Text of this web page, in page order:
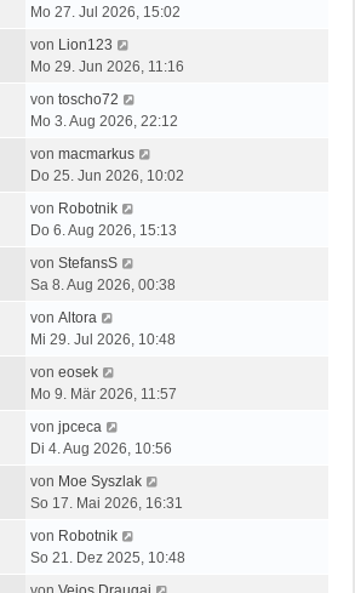
g
r
g
e
e
t
a
g
s
t
e
B
e
i
t
a
g
e
e
s
e
B
e
i
t
a
g
Mo 27. Jul 2026, 15:02
von Lion123
e
e
s
t
e
B
e
i
g
Mo 29. Jun 2026, 11:16
von toscho72
e
e
s
e
e
t
g
Mo 3. Aug 2026, 22:12
von macmarkus
e
s
e
e
t
g
Do 25. Jun 2026, 10:02
von Robotnik
e
s
e
e
t
a
g
Do 6. Aug 2026, 15:13
von StefansS
e
s
e
e
i
t
g
Sa 8. Aug 2026, 00:38
von Altora
e
s
t
e
B
e
i
t
Mi 29. Jul 2026, 10:48
von eosek
e
e
s
t
e
B
e
i
Mo 9. Mär 2026, 11:57
von jpceca
e
e
s
t
e
Di 4. Aug 2026, 10:56
von Moe Syszlak
e
s
t
So 17. Mai 2026, 16:31
von Robotnik
e
So 21. Dez 2025, 10:48